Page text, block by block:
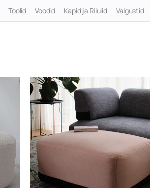
Toolid Voodid Kapid ja Riiulid Valgustid